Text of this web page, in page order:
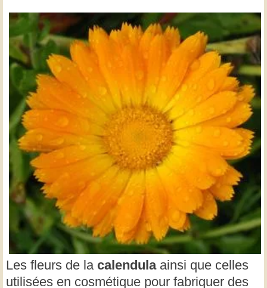
Les fleurs de la calendula ainsi que celles
utilisées en cosmétique pour fabriquer des